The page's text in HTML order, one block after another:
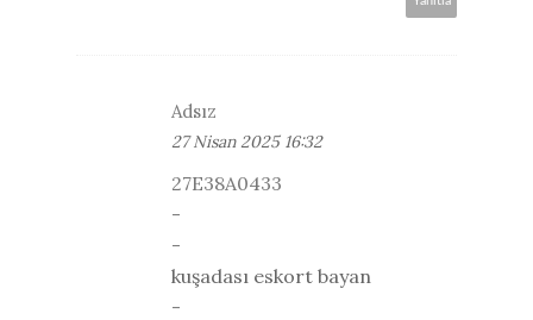
Adsız
27 Nisan 2025 16:32
27E38A0433
-
-
kuşadası eskort bayan
-